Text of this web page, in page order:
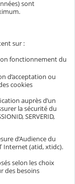
sont
sur :
fonctionnement du
d’acceptation ou
cookies
auprès d’un
la sécurité du
SERVERID,
d’Audience du
Internet (atid, xtidc).
selon les choix
des besoins